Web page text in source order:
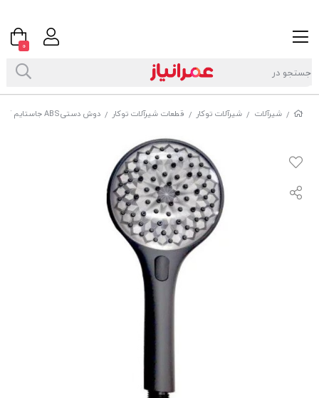
/ شیرآلات / شیرآلات توکار / قطعات شیرآلات توکار / دوش دستیABS جاستایم کد6877H391
0